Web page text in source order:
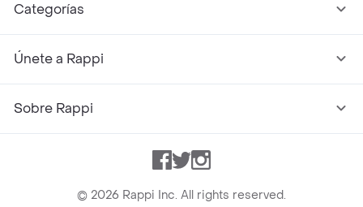
Categorías
Únete a Rappi
Sobre Rappi
Facebook
TwitterInstagram
© 2026 Rappi Inc. All rights reserved.